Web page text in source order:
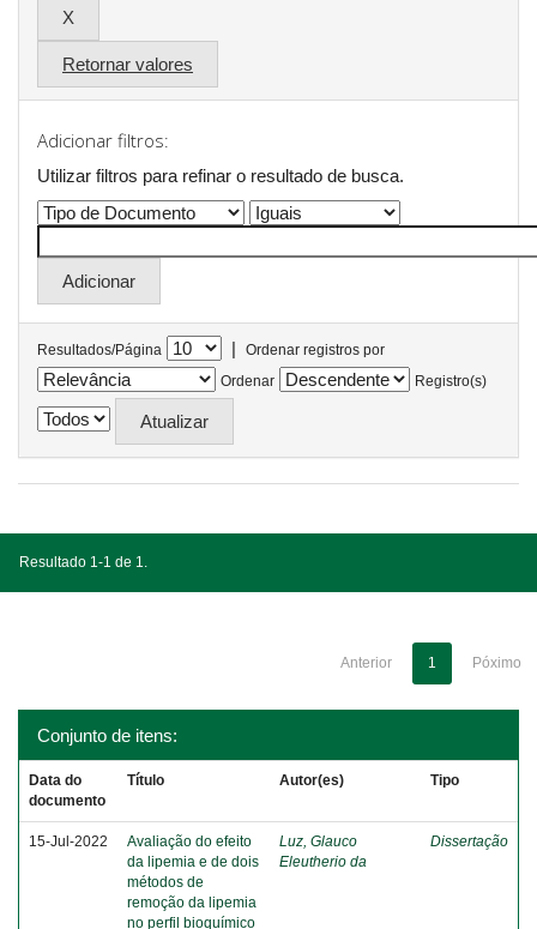
Retornar valores
Adicionar filtros:
Utilizar filtros para refinar o resultado de busca.
Resultados/Página |
Ordenar registros por
Ordenar
Registro(s)
Resultado 1-1 de 1.
Anterior 1 Póximo
Conjunto de itens:
Data do
documento
Título Autor(es) Tipo
15-Jul-2022
Avaliação do efeito
da lipemia e de dois
métodos de
remoção da lipemia
no perfil bioquímico
Luz, Glauco
Eleutherio da
Dissertação